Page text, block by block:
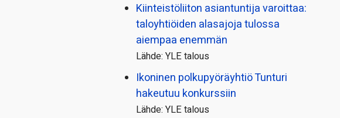
Kiinteistö­liiton asiantuntija varoittaa:
taloyhtiöiden alasajoja tulossa
aiempaa enemmän
Lähde: YLE talous
Ikoninen polkupyörä­yhtiö Tunturi
hakeutuu konkurssiin
Lähde: YLE talous